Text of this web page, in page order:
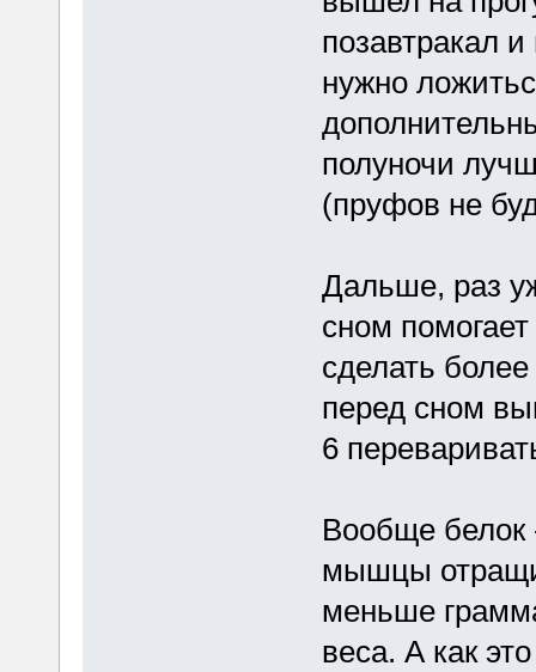
позавтракал
нужно
полуночи
(пруфов не
Дальше, раз
сном
сделать
перед сном
6
Вообще белок
мышцы
меньше
веса. А как